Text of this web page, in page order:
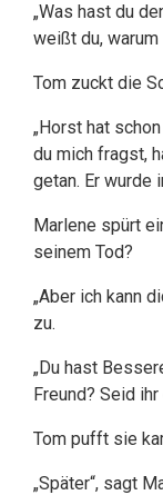
„Was hast du
weißt du,
Tom zuckt die
„Horst hat
du mich fragst,
getan. Er wurde
Marlene spürt
seinem Tod?
„Aber ich kann
zu.
„Du hast
Freund? Seid
Tom pufft sie
„Später“, sagt